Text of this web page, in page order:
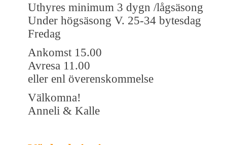
Uthyres minimum 3 dygn /lågsäsong
Under högsäsong V. 25-34 bytesdag
Fredag
Ankomst 15.00
Avresa 11.00
eller enl överenskommelse
Välkomna!
Anneli & Kalle